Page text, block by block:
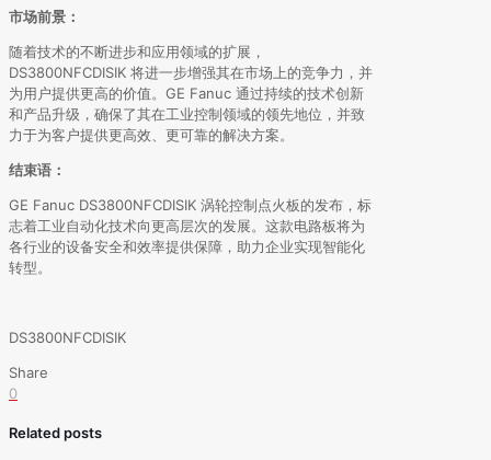
市场前景：
随着技术的不断进步和应用领域的扩展，
DS3800NFCDISIK 将进一步增强其在市场上的竞争力，并
为用户提供更高的价值。GE Fanuc 通过持续的技术创新
和产品升级，确保了其在工业控制领域的领先地位，并致
力于为客户提供更高效、更可靠的解决方案。
结束语：
GE Fanuc DS3800NFCDISIK 涡轮控制点火板的发布，标
志着工业自动化技术向更高层次的发展。这款电路板将为
各行业的设备安全和效率提供保障，助力企业实现智能化
转型。
DS3800NFCDISIK
Share
0
Related posts